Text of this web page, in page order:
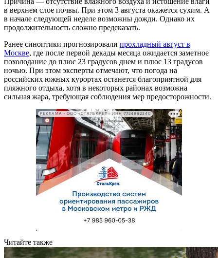
в верхнем слое почвы. При этом 3 августа окажется сухим. А
в начале следующей неделе возможны дожди. Однако их
продолжительность сложно предсказать.
Ранее синоптики прогнозировали прохладный август в
Москве, где после первой декады месяца ожидается заметное
похолодание до плюс 23 градусов днем и плюс 13 градусов
ночью. При этом эксперты отмечают, что погода на
российских южных курортах останется благоприятной для
пляжного отдыха, хотя в некоторых районах возможна
сильная жара, требующая соблюдения мер предосторожности.
РЕКЛАМА • ООО «СТАЛЬКРЕП» ИНН 7724892340
Читайте также